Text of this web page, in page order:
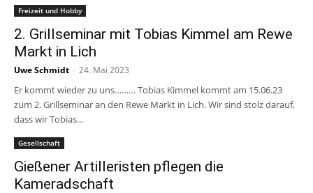
Freizeit und Hobby
2. Grillseminar mit Tobias Kimmel am Rewe
Markt in Lich
Uwe Schmidt - 24. Mai 2023
Er kommt wieder zu uns……… Tobias Kimmel kommt am 15.06.23
zum 2. Grillseminar an den Rewe Markt in Lich. Wir sind stolz darauf,
dass wir Tobias...
Gesellschaft
Gießener Artilleristen pflegen die
Kameradschaft